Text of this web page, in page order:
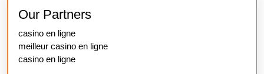
post:
Our Partners
casino en ligne
meilleur casino en ligne
casino en ligne